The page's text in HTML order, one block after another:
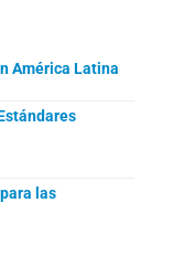
América Latina
las